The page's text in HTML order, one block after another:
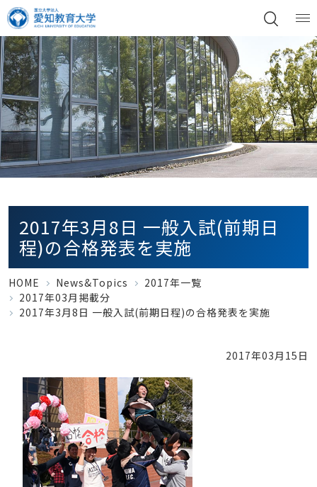
2017年3月8日 一般入試(前期日
程)の合格発表を実施
HOME News&Topics
2017年一覧
2017年03月掲載分
2017年3月8日 一般入試(前期日程)の合格発表を実施
2017年03月15日